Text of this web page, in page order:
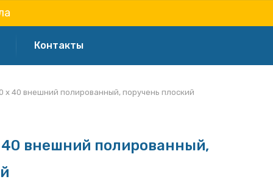
Контакты
х 40 внешний полированный, поручень плоский
внешний полированный,